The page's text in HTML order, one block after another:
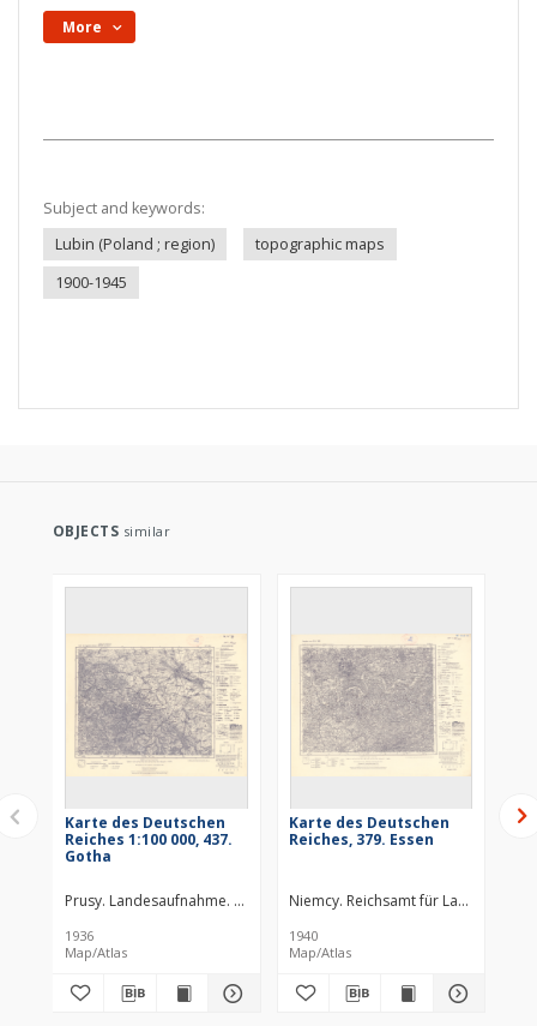
More
Subject and keywords:
Lubin (Poland ; region)
topographic maps
1900-1945
OBJECTS similar
Karte des Deutschen
Reiches 1:100 000, 437.
Gotha
Prusy. Landesaufnahme. Redaktor Niemcy. Reichsamt für
1936
Map/Atlas
Karte des Deutschen
Reiches, 379. Essen
Niemcy. Reichsamt für
1940
Map/Atlas